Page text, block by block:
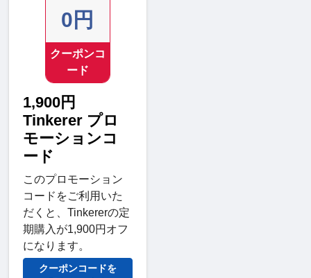
0円
クーポンコ
ード
1,900円
Tinkerer プロ
モーションコ
ード
このプロモーション
コードをご利用いた
だくと、Tinkererの定
期購入が1,900円オフ
になります。
クーポンコードを